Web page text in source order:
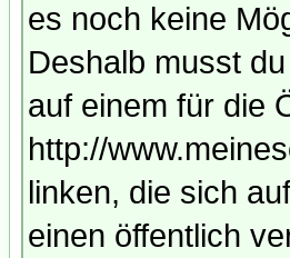
es noch keine
Deshalb musst
auf einem für die
http://
linken, die sich
einen öffentlich